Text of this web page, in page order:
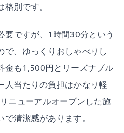
別です。
要ですが、1時間30分という
で、ゆっくりおしゃべりし
金も1,500円とリーズナブル
人当たりの負担はかなり軽
ニューアルオープンした施
清潔感があります。